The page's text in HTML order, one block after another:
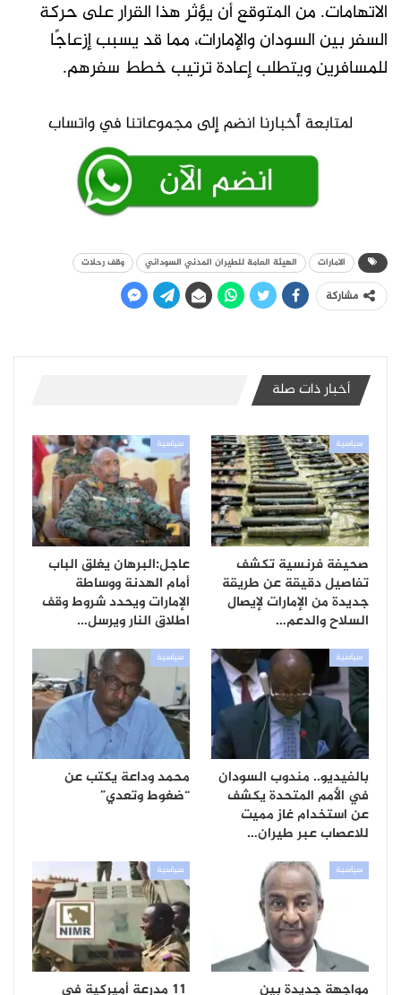
الاتهامات. من المتوقع أن يؤثر هذا القرار على حركة
السفر بين السودان والإمارات، مما قد يسبب إزعاجًا
للمسافرين ويتطلب إعادة ترتيب خطط سفرهم.
الامارات الهيئة العامة للطيران المدني السوداني وقف رحلات
مشاركة
أخبار ذات صلة
سياسية
صحيفة فرنسية تكشف
تفاصيل دقيقة عن طريقة
جديدة من الإمارات لإيصال
السلاح والدعم…
سياسية
عاجل:البرهان يغلق الباب
أمام الهدنة ووساطة
الإمارات ويحدد شروط وقف
اطلاق النار ويرسل…
سياسية
بالفيديو.. مندوب السودان
في الأمم المتحدة يكشف
عن استخدام غاز مميت
للاعصاب عبر طيران…
سياسية
محمد وداعة يكتب عن
“ضغوط وتعدي”
سياسية
مواجهة جديدة بين
سياسية
11 مدرعة أميركية في